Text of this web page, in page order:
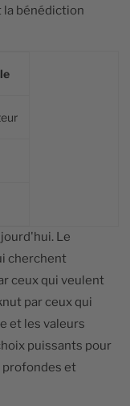
la bénédiction
Le
cherchent
ceux qui veulent
par ceux qui
et les valeurs
puissants pour
et